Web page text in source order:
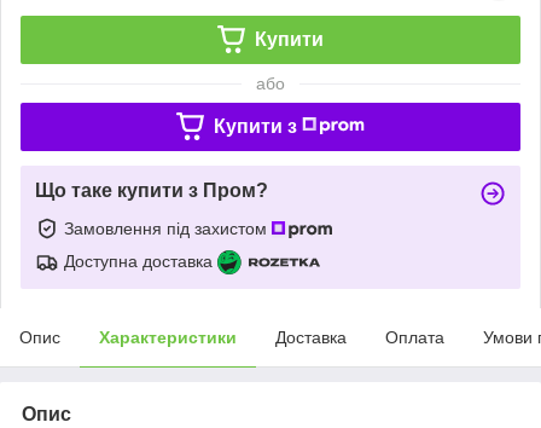
Купити
або
Купити з
Що таке купити з Пром?
Замовлення під захистом
Доступна доставка
Опис Характеристики Доставка Оплата Умови
Опис